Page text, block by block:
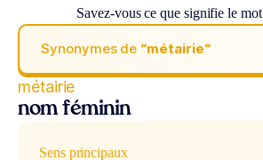
Savez-vous ce que signifie le mot
Synonymes de “métairie“
métairie
nom féminin
Sens principaux